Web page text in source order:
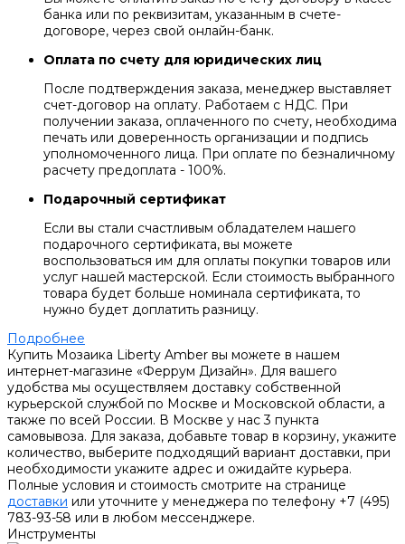
банка или по реквизитам, указанным в счете-
договоре, через свой онлайн-банк.
Оплата по счету для юридических лиц
После подтверждения заказа, менеджер выставляет
счет-договор на оплату. Работаем с НДС. При
получении заказа, оплаченного по счету, необходима
печать или доверенность организации и подпись
уполномоченного лица. При оплате по безналичному
расчету предоплата - 100%.
Подарочный сертификат
Если вы стали счастливым обладателем нашего
подарочного сертификата, вы можете
воспользоваться им для оплаты покупки товаров или
услуг нашей мастерской. Если стоимость выбранного
товара будет больше номинала сертификата, то
нужно будет доплатить разницу.
Подробнее
Купить Мозаика Liberty Amber вы можете в нашем
интернет-магазине «Феррум Дизайн». Для вашего
удобства мы осуществляем доставку собственной
курьерской службой по Москве и Московской области, а
также по всей России. В Москве у нас 3 пункта
самовывоза. Для заказа, добавьте товар в корзину, укажите
количество, выберите подходящий вариант доставки, при
необходимости укажите адрес и ожидайте курьера.
Полные условия и стоимость смотрите на странице
доставки или уточните у менеджера по телефону +7 (495)
783-93-58 или в любом мессенджере.
Инструменты